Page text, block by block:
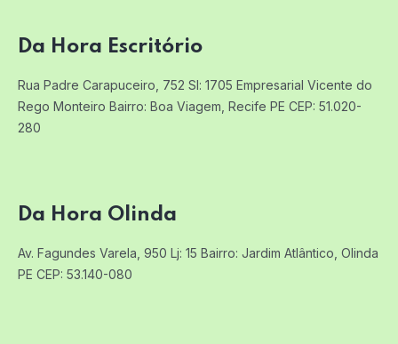
Da Hora Escritório
Rua Padre Carapuceiro, 752 Sl: 1705 Empresarial Vicente do
Rego Monteiro Bairro: Boa Viagem, Recife PE CEP: 51.020-
280
Da Hora Olinda
Av. Fagundes Varela, 950 Lj: 15 Bairro: Jardim Atlântico, Olinda
PE CEP: 53.140-080